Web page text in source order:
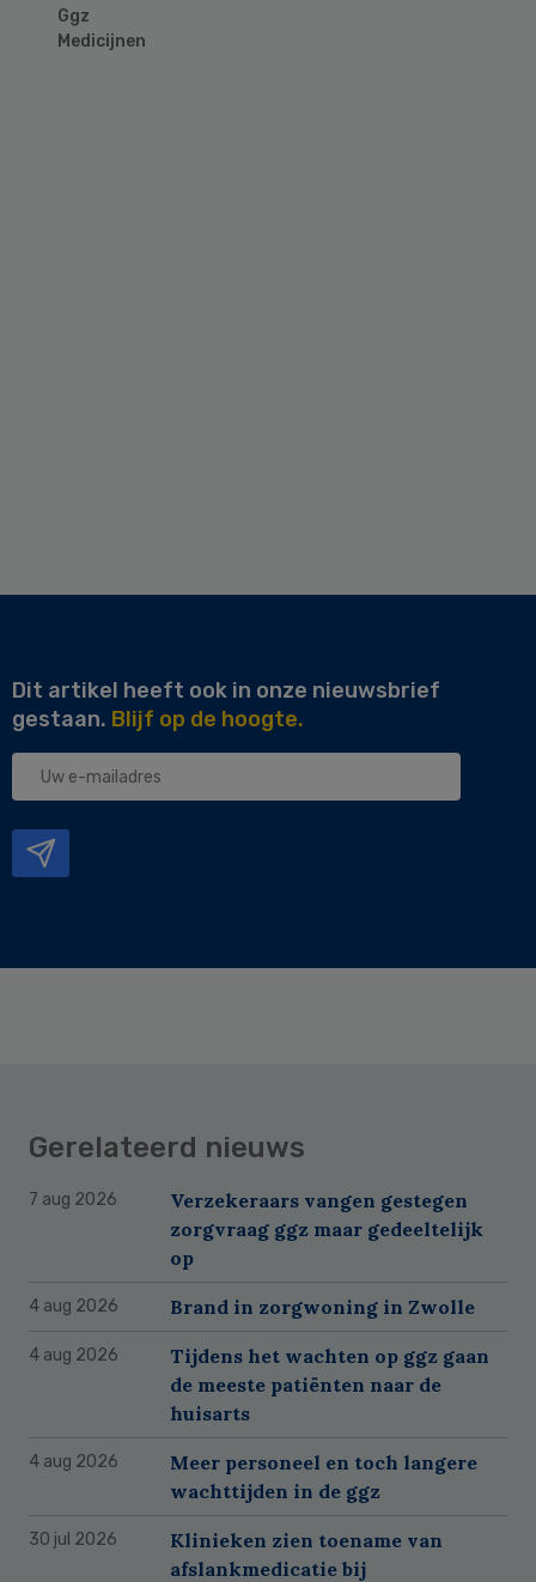
Ggz
Medicijnen
Dit artikel heeft ook in onze nieuwsbrief
gestaan. Blijf op de hoogte.
Uw
Gerelateerd nieuws
7 aug 2026
Verzekeraars vangen gestegen
zorgvraag ggz maar gedeeltelijk
op
4 aug 2026 Brand in zorgwoning in Zwolle
4 aug 2026
Tijdens het wachten op ggz gaan
de meeste patiënten naar de
huisarts
4 aug 2026
Meer personeel en toch langere
wachttijden in de ggz
30 jul 2026
Klinieken zien toename van
afslankmedicatie bij